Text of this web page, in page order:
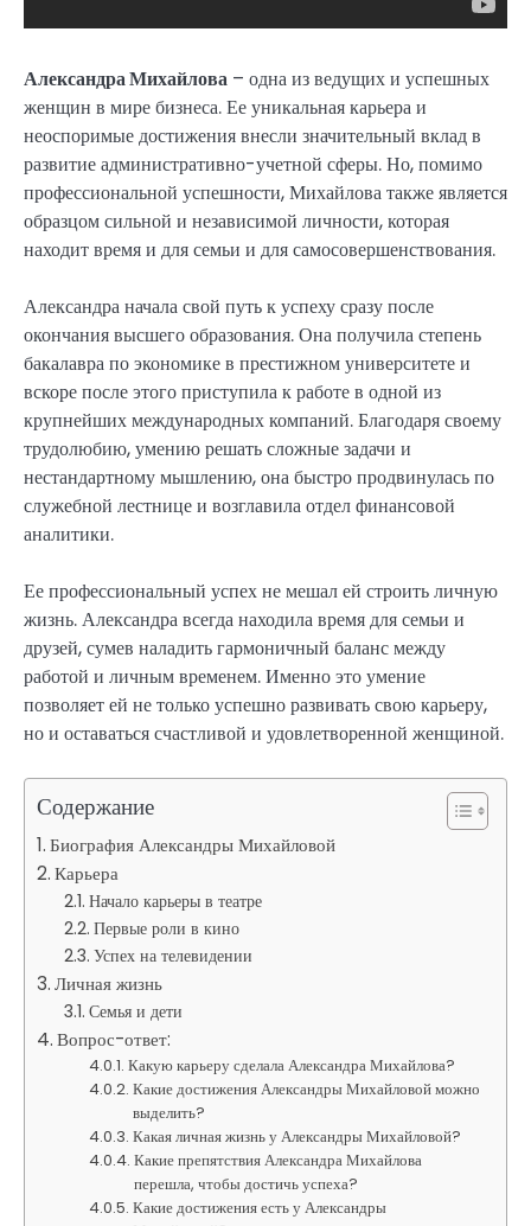
Александра Михайлова – одна из ведущих и успешных
женщин в мире бизнеса. Ее уникальная карьера и
неоспоримые достижения внесли значительный вклад в
развитие административно-учетной сферы. Но, помимо
профессиональной успешности, Михайлова также является
образцом сильной и независимой личности, которая
находит время и для семьи и для самосовершенствования.
Александра начала свой путь к успеху сразу после
окончания высшего образования. Она получила степень
бакалавра по экономике в престижном университете и
вскоре после этого приступила к работе в одной из
крупнейших международных компаний. Благодаря своему
трудолюбию, умению решать сложные задачи и
нестандартному мышлению, она быстро продвинулась по
служебной лестнице и возглавила отдел финансовой
аналитики.
Ее профессиональный успех не мешал ей строить личную
жизнь. Александра всегда находила время для семьи и
друзей, сумев наладить гармоничный баланс между
работой и личным временем. Именно это умение
позволяет ей не только успешно развивать свою карьеру,
но и оставаться счастливой и удовлетворенной женщиной.
Содержание
Биография Александры Михайловой
Карьера
Начало карьеры в театре
Первые роли в кино
Успех на телевидении
Личная жизнь
Семья и дети
Вопрос-ответ:
Какую карьеру сделала Александра Михайлова?
Какие достижения Александры Михайловой можно
выделить?
Какая личная жизнь у Александры Михайловой?
Какие препятствия Александра Михайлова
перешла, чтобы достичь успеха?
Какие достижения есть у Александры